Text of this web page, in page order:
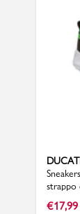
Carrello
Promo
pcard
Gift card
strappo
€17,99